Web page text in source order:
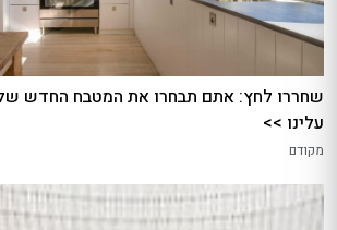
שחררו לחץ: אתם תבחרו את המטבח החדש
עלינו >>
מקודם